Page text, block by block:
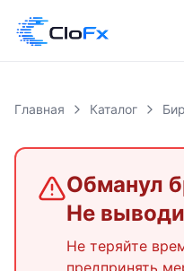
Главная Каталог
Обманул
Не
Не теряйте
предпринять